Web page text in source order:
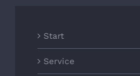
Start
Service